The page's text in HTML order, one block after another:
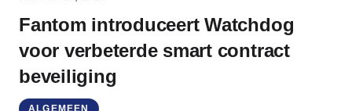
Fantom introduceert Watchdog
voor verbeterde smart contract
beveiliging
ALGEMEEN